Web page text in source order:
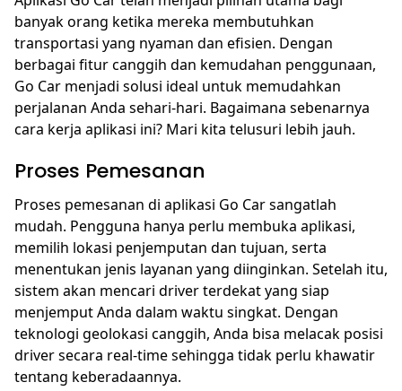
banyak orang ketika mereka membutuhkan
transportasi yang nyaman dan efisien. Dengan
berbagai fitur canggih dan kemudahan penggunaan,
Go Car menjadi solusi ideal untuk memudahkan
perjalanan Anda sehari-hari. Bagaimana sebenarnya
cara kerja aplikasi ini? Mari kita telusuri lebih jauh.
Proses Pemesanan
Proses pemesanan di aplikasi Go Car sangatlah
mudah. Pengguna hanya perlu membuka aplikasi,
memilih lokasi penjemputan dan tujuan, serta
menentukan jenis layanan yang diinginkan. Setelah itu,
sistem akan mencari driver terdekat yang siap
menjemput Anda dalam waktu singkat. Dengan
teknologi geolokasi canggih, Anda bisa melacak posisi
driver secara real-time sehingga tidak perlu khawatir
tentang keberadaannya.